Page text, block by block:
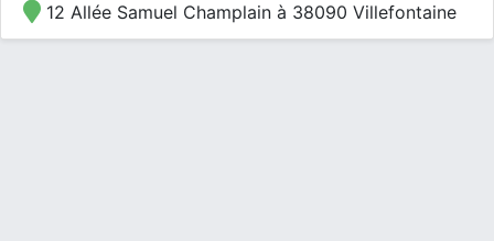
12 Allée Samuel Champlain à 38090 Villefontaine